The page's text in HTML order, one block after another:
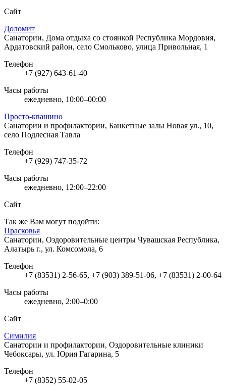
Сайт
Доломит
Санатории, Дома отдыха со стоянкой Республика Мордовия,
Ардатовский район, село Смольково, улица Привольная, 1
Телефон
+7 (927) 643-61-40
Часы работы
ежедневно, 10:00–00:00
Просто-квашино
Санатории и профилактории, Банкетные залы Новая ул., 10,
село Подлесная Тавла
Телефон
+7 (929) 747-35-72
Часы работы
ежедневно, 12:00–22:00
Сайт
Так же Вам могут подойти:
Прасковья
Санатории, Оздоровительные центры Чувашская Республика,
Алатырь г., ул. Комсомола, 6
Телефон
+7 (83531) 2-56-65, +7 (903) 389-51-06, +7 (83531) 2-00-64
Часы работы
ежедневно, 2:00–0:00
Сайт
Симилия
Санатории и профилактории, Оздоровительные клиники
Чебоксары, ул. Юрия Гагарина, 5
Телефон
+7 (8352) 55-02-05